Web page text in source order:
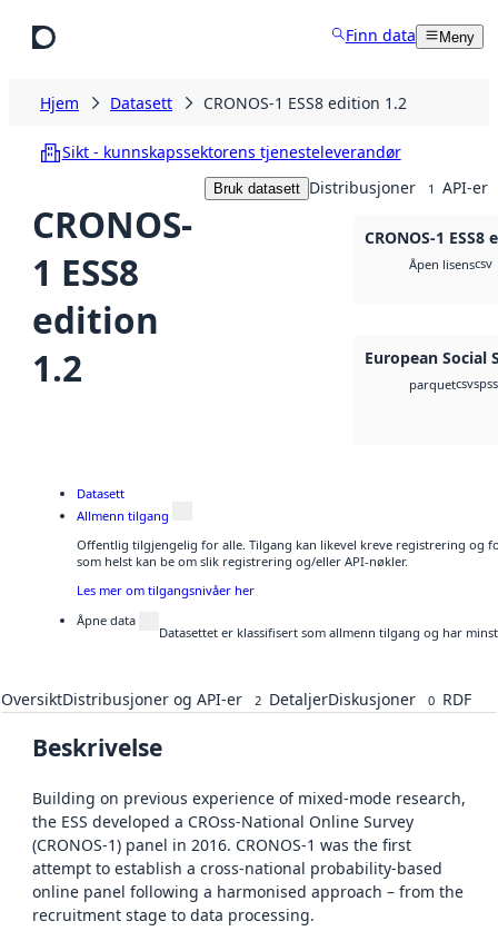
Finn data Meny
Hjem Datasett CRONOS-1 ESS8 edition 1.2
Sikt - kunnskapssektorens tjenesteleverandør
CRONOS-
1 ESS8
edition
1.2
Bruk datasett Distribusjoner 1 API-er
CRONOS-1 ESS8
Åpen lisenscsv
European Social
parquetcsv
Datasett
Allmenn tilgang
Offentlig tilgjengelig for alle. Tilgang kan likevel kreve registrering og
som helst kan be om slik registrering og/eller API-nøkler.
Les mer om tilgangsnivåer her
Åpne data
Datasettet er klassifisert som allmenn tilgang og har
OversiktDistribusjoner og API-er 2 DetaljerDiskusjoner 0 RDF
Beskrivelse
Building on previous experience of mixed-mode research,
the ESS developed a CROss-National Online Survey
(CRONOS-1) panel in 2016. CRONOS-1 was the first
attempt to establish a cross-national probability-based
online panel following a harmonised approach – from the
recruitment stage to data processing.